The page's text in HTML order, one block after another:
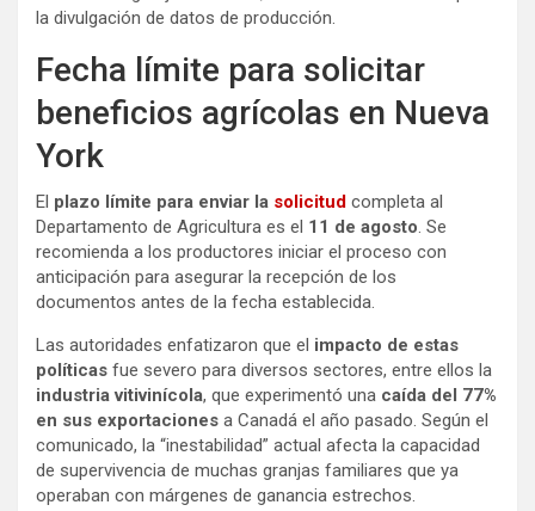
la divulgación de datos de producción.
Fecha límite para solicitar
beneficios agrícolas en Nueva
York
El plazo límite para enviar la solicitud completa al
Departamento de Agricultura es el 11 de agosto. Se
recomienda a los productores iniciar el proceso con
anticipación para asegurar la recepción de los
documentos antes de la fecha establecida.
Las autoridades enfatizaron que el impacto de estas
políticas fue severo para diversos sectores, entre ellos la
industria vitivinícola, que experimentó una caída del 77%
en sus exportaciones a Canadá el año pasado. Según el
comunicado, la “inestabilidad” actual afecta la capacidad
de supervivencia de muchas granjas familiares que ya
operaban con márgenes de ganancia estrechos.